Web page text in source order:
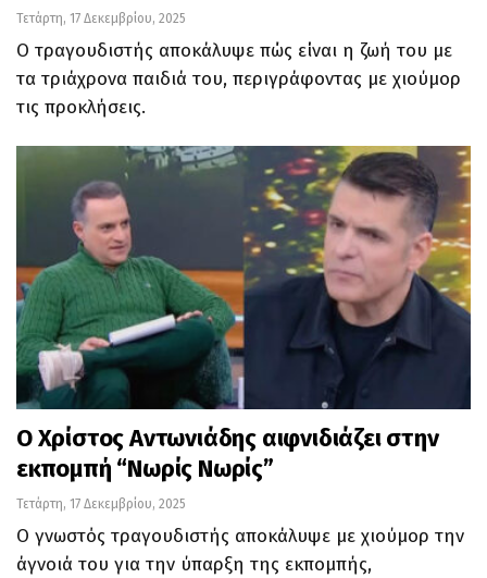
Τετάρτη, 17 Δεκεμβρίου, 2025
Ο τραγουδιστής αποκάλυψε πώς είναι η ζωή του με
τα τριάχρονα παιδιά του, περιγράφοντας με χιούμορ
τις προκλήσεις.
Ο Χρίστος Αντωνιάδης αιφνιδιάζει στην
εκπομπή “Νωρίς Νωρίς”
Τετάρτη, 17 Δεκεμβρίου, 2025
Ο γνωστός τραγουδιστής αποκάλυψε με χιούμορ την
άγνοιά του για την ύπαρξη της εκπομπής,